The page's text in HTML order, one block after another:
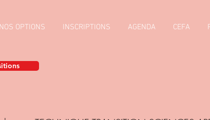
NOS OPTIONS INSCRIPTIONS AGENDA CEFA